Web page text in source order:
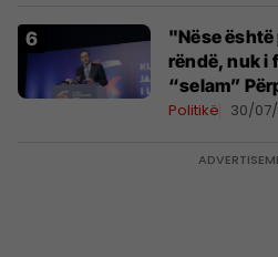
"Nëse
rëndë, nuk i
“selam”
Politikë 30/